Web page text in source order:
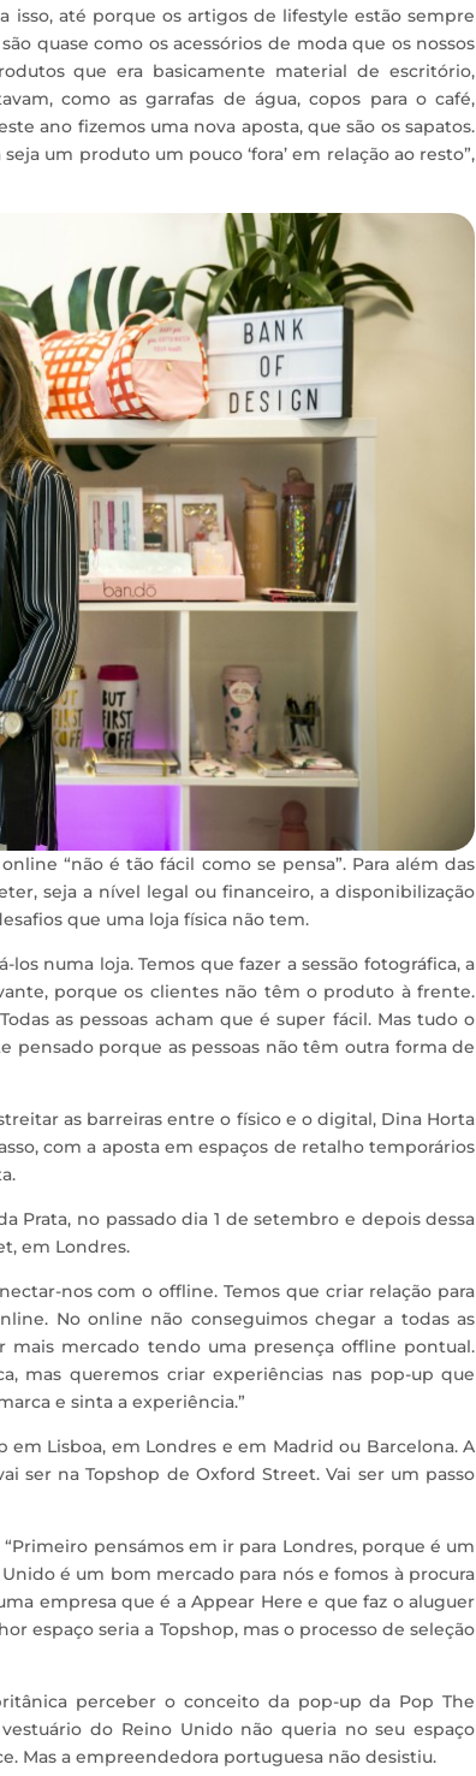
isso, até porque os artigos de lifestyle estão sempre
quase como os acessórios de moda que os nossos
que era basicamente material de escritório,
como as garrafas de água, copos para o café,
ano fizemos uma nova aposta, que são os sapatos.
um produto um pouco ‘fora’ em relação ao resto”,
“não é tão fácil como se pensa”. Para além das
seja a nível legal ou financeiro, a disponibilização
que uma loja física não tem.
numa loja. Temos que fazer a sessão fotográfica, a
porque os clientes não têm o produto à frente.
as pessoas acham que é super fácil. Mas tudo o
porque as pessoas não têm outra forma de
as barreiras entre o físico e o digital, Dina Horta
com a aposta em espaços de retalho temporários
Prata, no passado dia 1 de setembro e depois dessa
em Londres.
nos com o offline. Temos que criar relação para
No online não conseguimos chegar a todas as
mais mercado tendo uma presença offline pontual.
mas queremos criar experiências nas pop-up que
e sinta a experiência.”
Lisboa, em Londres e em Madrid ou Barcelona. A
ser na Topshop de Oxford Street. Vai ser um passo
pensámos em ir para Londres, porque é um
é um bom mercado para nós e fomos à procura
empresa que é a Appear Here e que faz o aluguer
espaço seria a Topshop, mas o processo de seleção
perceber o conceito da pop-up da Pop The
do Reino Unido não queria no seu espaço
Mas a empreendedora portuguesa não desistiu.